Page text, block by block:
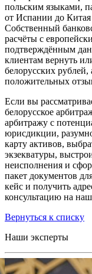
польским языками,
от Испании до
Собственный
расчёты с
подтверждённым
клиентам вернуть
белорусских рублей,
положительных
Если вы
белорусское
арбитражу с
юрисдикции,
карту активов,
экзекватуры,
неисполнения и
пакет документов
кейс и получить
консультацию на
Вернуться к списку
Наши эксперты